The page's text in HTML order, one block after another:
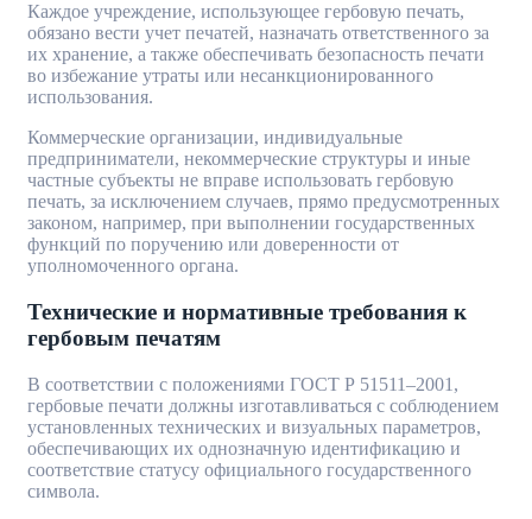
Каждое учреждение, использующее гербовую печать,
обязано вести учет печатей, назначать ответственного за
их хранение, а также обеспечивать безопасность печати
во избежание утраты или несанкционированного
использования.
Коммерческие организации, индивидуальные
предприниматели, некоммерческие структуры и иные
частные субъекты не вправе использовать гербовую
печать, за исключением случаев, прямо предусмотренных
законом, например, при выполнении государственных
функций по поручению или доверенности от
уполномоченного органа.
Технические и нормативные требования к
гербовым печатям
В соответствии с положениями ГОСТ Р 51511–2001,
гербовые печати должны изготавливаться с соблюдением
установленных технических и визуальных параметров,
обеспечивающих их однозначную идентификацию и
соответствие статусу официального государственного
символа.